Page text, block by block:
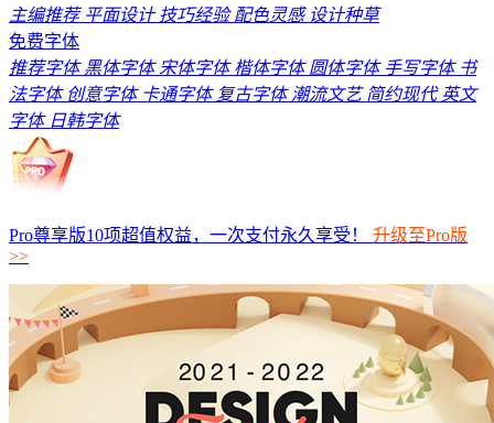
主编推荐平面设计技巧经验配色灵感设计种草
免费字体
推荐字体黑体字体宋体字体楷体字体圆体字体手写字体书
法字体创意字体卡通字体复古字体潮流文艺简约现代英文
字体日韩字体
Pro尊享版10项超值权益，一次支付永久享受！ 升级至Pro版
>>